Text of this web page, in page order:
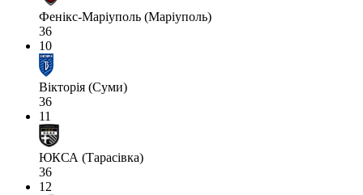
Фенікс-Маріуполь (Маріуполь)
36
10
Вікторія (Суми)
36
11
ЮКСА (Тарасівка)
36
12